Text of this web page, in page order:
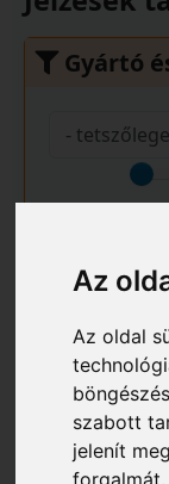
Az
Az oldal
szabott
jelenít
Gyártó